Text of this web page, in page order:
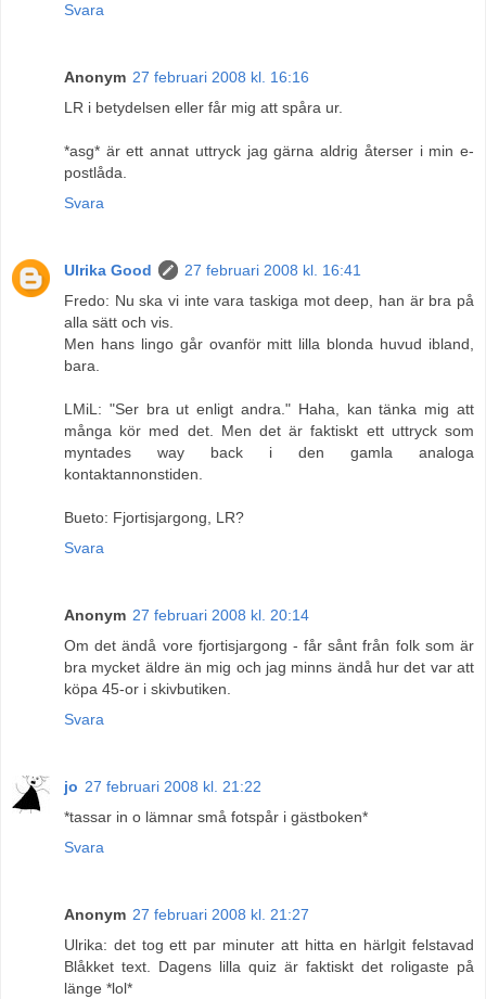
Svara
Anonym 27 februari 2008 kl. 16:16
LR i betydelsen eller får mig att spåra ur.
*asg* är ett annat uttryck jag gärna aldrig återser i min e-
postlåda.
Svara
Ulrika Good
27 februari 2008 kl. 16:41
Fredo: Nu ska vi inte vara taskiga mot deep, han är bra på
alla sätt och vis.
Men hans lingo går ovanför mitt lilla blonda huvud ibland,
bara.
LMiL: "Ser bra ut enligt andra." Haha, kan tänka mig att
många kör med det. Men det är faktiskt ett uttryck som
myntades way back i den gamla analoga
kontaktannonstiden.
Bueto: Fjortisjargong, LR?
Svara
Anonym 27 februari 2008 kl. 20:14
Om det ändå vore fjortisjargong - får sånt från folk som är
bra mycket äldre än mig och jag minns ändå hur det var att
köpa 45-or i skivbutiken.
Svara
jo 27 februari 2008 kl. 21:22
*tassar in o lämnar små fotspår i gästboken*
Svara
Anonym 27 februari 2008 kl. 21:27
Ulrika: det tog ett par minuter att hitta en härlgit felstavad
Blåkket text. Dagens lilla quiz är faktiskt det roligaste på
länge *lol*